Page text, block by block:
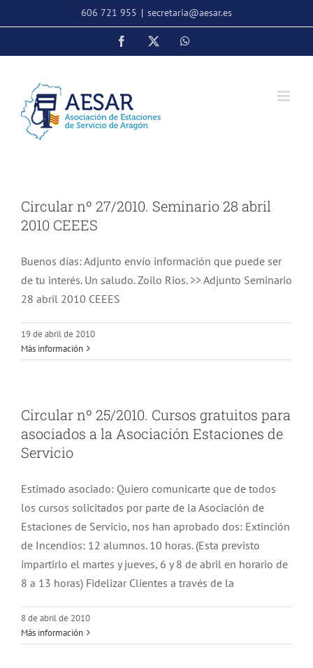
al
606 721 955 | secretaria@aesar.es
Facebook
Circular nº 27/2010. Seminario 28 abril
2010 CEEES
Buenos días: Adjunto envío información que puede ser
de tu interés. Un saludo. Zoilo Rios. >> Adjunto Seminario
28 abril 2010 CEEES
19 de abril de 2010
Más información
Circular nº 25/2010. Cursos gratuitos para
asociados a la Asociación Estaciones de
Servicio
Estimado asociado: Quiero comunicarte que de todos
los cursos solicitados por parte de la Asociación de
Estaciones de Servicio, nos han aprobado dos: Extinción
de Incendios: 12 alumnos. 10 horas. (Esta previsto
impartirlo el martes y jueves, 6 y 8 de abril en horario de
8 a 13 horas) Fidelizar Clientes a través de la
8 de abril de 2010
Más información